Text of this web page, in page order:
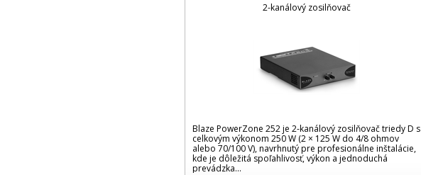
2-kanálový zosilňovač
Blaze PowerZone 252 je 2-kanálový zosilňovač triedy D s
celkovým výkonom 250 W (2 × 125 W do 4/8 ohmov
alebo 70/100 V), navrhnutý pre profesionálne inštalácie,
kde je dôležitá spoľahlivosť, výkon a jednoduchá
prevádzka...